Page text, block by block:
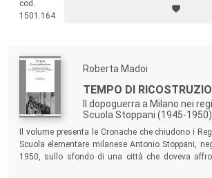
nazionale” e dopo il 1940 nella Francia sotto
sconfinarono nel collaborazionismo e nel
cod.
1501.164
Roberta Madoi
TEMPO DI
Il dopoguerra a Milano nei
Scuola Stoppani (1945-1950)
Il volume presenta le Cronache che chiudono i
Scuola elementare milanese Antonio Stoppani,
1950, sullo sfondo di una città che doveva
ricostruzione non solo urbanistica, ma anche